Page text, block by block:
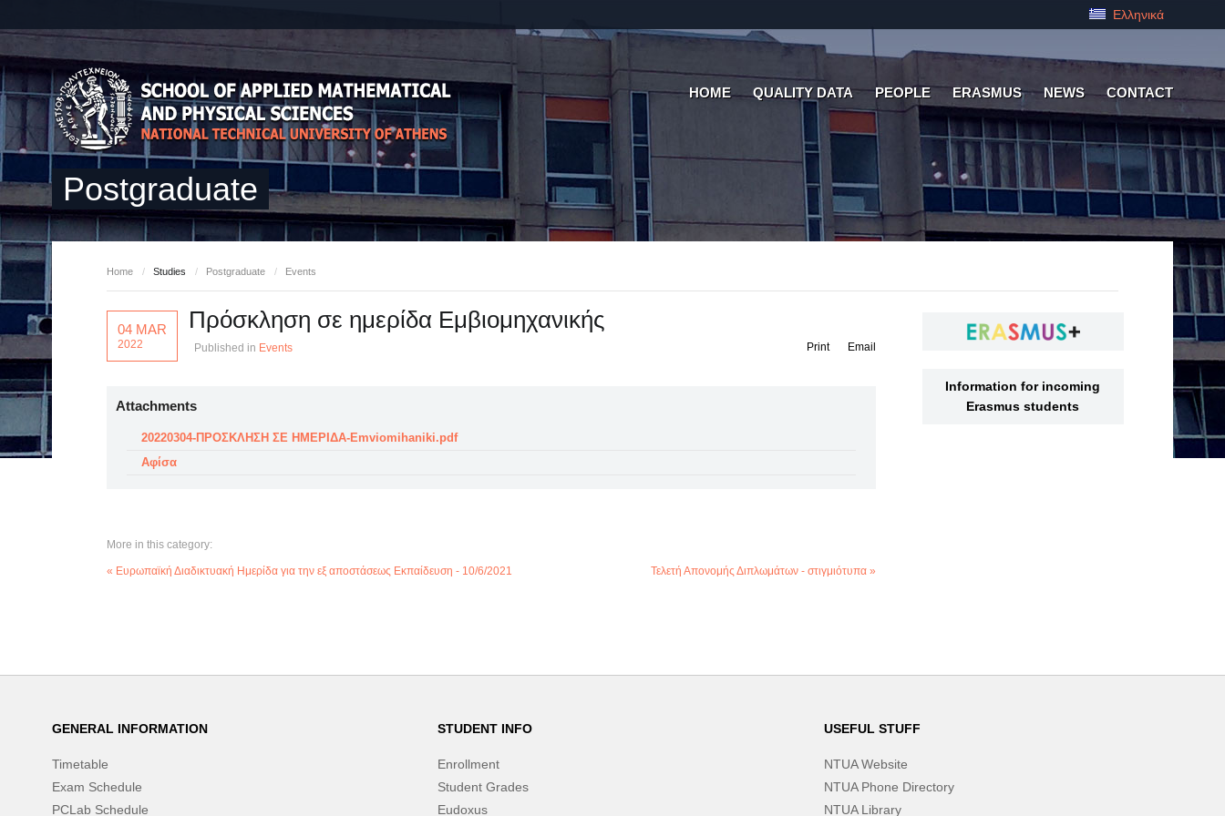
Ελληνικά
HOME QUALITY DATA PEOPLE ERASMUS NEWS CONTACT
Postgraduate
Home / Studies / Postgraduate / Events
04 MAR
2022
Πρόσκληση σε ημερίδα Εμβιομηχανικής
Published in Events Email
Print
Attachments
20220304-ΠΡΟΣΚΛΗΣΗ ΣΕ ΗΜΕΡΙΔΑ-Emviomihaniki.pdf
Αφίσα
More in this category:
« Ευρωπαϊκή Διαδικτυακή Ημερίδα για την εξ αποστάσεως Εκπαίδευση - 10/6/2021 Τελετή Απονομής Διπλωμάτων - στιγμιότυπα »
Information for incoming
Erasmus students
GENERAL INFORMATION
Timetable
Exam Schedule
PCLab Schedule
STUDENT INFO
Enrollment
Student Grades
Eudoxus
USEFUL STUFF
NTUA Website
NTUA Phone Directory
NTUA Library